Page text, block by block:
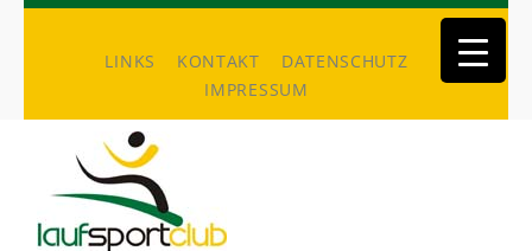
LINKS KONTAKT
DATENSCHUTZ
IMPRESSUM